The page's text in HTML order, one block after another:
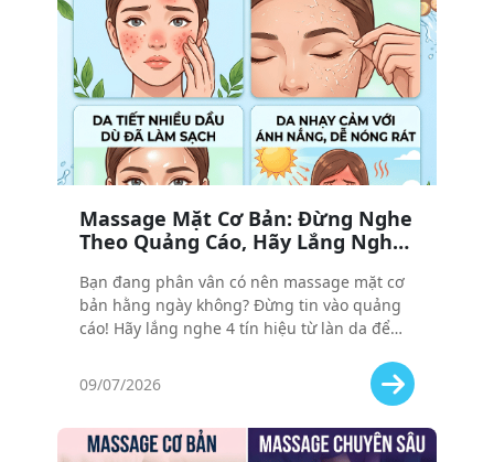
Massage Mặt Cơ Bản: Đừng Nghe
Theo Quảng Cáo, Hãy Lắng Nghe
Bạn đang phân vân có nên massage mặt cơ
bản hằng ngày không? Đừng tin vào quảng
cáo! Hãy lắng nghe 4 tín hiệu từ làn da để
tránh mất tiền oan.
09/07/2026